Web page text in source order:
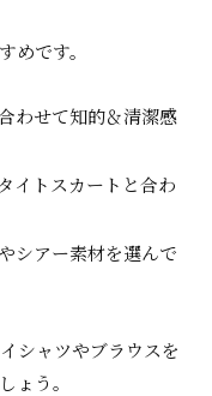
めです。
わせて知的＆清潔感
イトスカートと合わ
シアー素材を選んで
シャツやブラウスを
ょう。